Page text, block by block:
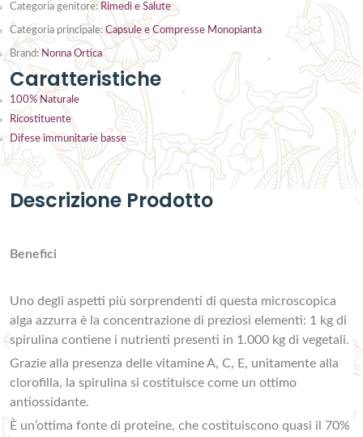
Categoria genitore: Rimedi e Salute
Categoria principale:Capsule e Compresse Monopianta
Brand: Nonna Ortica
Caratteristiche
100% Naturale
Ricostituente
Difese immunitarie basse
Descrizione Prodotto
Benefici
Uno degli aspetti più sorprendenti di questa microscopica
alga azzurra è la concentrazione di preziosi elementi: 1 kg di
spirulina contiene i nutrienti presenti in 1.000 kg di vegetali.
Grazie alla presenza delle vitamine A, C, E, unitamente alla
clorofilla, la spirulina si costituisce come un ottimo
antiossidante.
È un’ottima fonte di proteine, che costituiscono quasi il 70%